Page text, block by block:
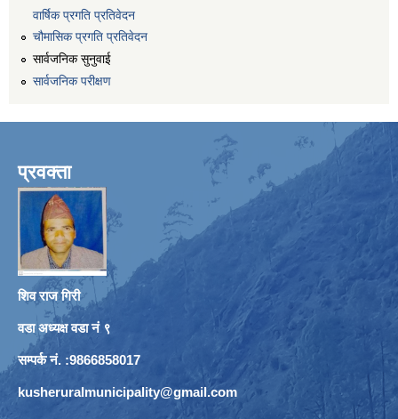
वार्षिक प्रगति प्रतिवेदन
चौमासिक प्रगति प्रतिवेदन
सार्वजनिक सुनुवाई
सार्वजनिक परीक्षण
प्रवक्ता
शिव राज गिरी
वडा अध्यक्ष वडा नं ९
सम्पर्क नं. :9866858017
kusheruralmunicipality@gmail.com